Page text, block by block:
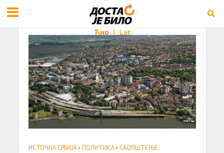
Ћир | Lat
ИСТОЧНА СРБИЈА • ПОЛИТИКА • САОПШТЕЊE